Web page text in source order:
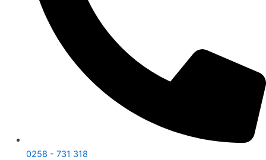
0258 - 731 318